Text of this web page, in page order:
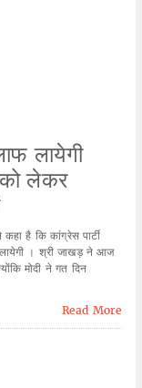
लायेगी
को लेकर
है कि कांग्रेस पार्टी
लायेगी । श्री जाखड़ ने आज
मोदी ने गत दिन
Read More